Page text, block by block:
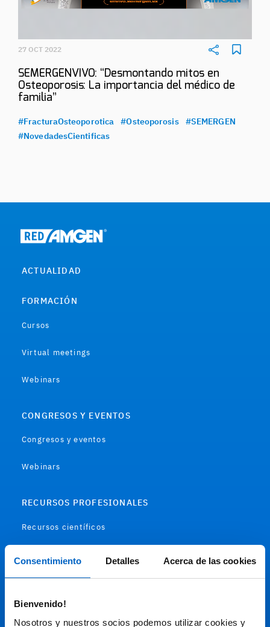
Consentimiento Detalles Acerca de las cookies
Bienvenido!
Nosotros y nuestros socios podemos utilizar cookies y
27 OCT 2022
SEMERGENVIVO: “Desmontando mitos en
Osteoporosis: La importancia del médico de
familia”
#FracturaOsteoporotica #Osteoporosis
#SEMERGEN
#NovedadesCientificas
ACTUALIDAD
FORMACIÓN
Cursos
Virtual meetings
Webinars
CONGRESOS Y EVENTOS
Congresos y eventos
Webinars
RECURSOS PROFESIONALES
Recursos científicos
Audiovisual
Espacio de Información Médica